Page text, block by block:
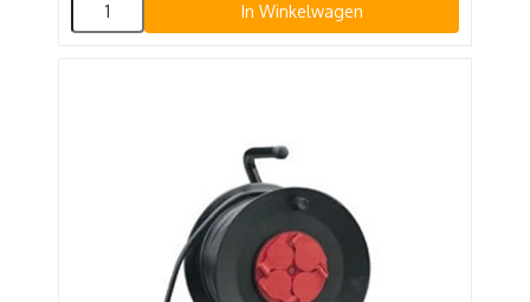
In Winkelwagen